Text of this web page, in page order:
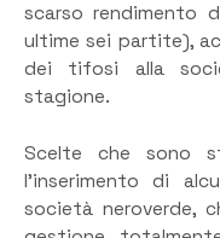
scarso rendimento
ultime sei partite),
dei tifosi alla
stagione.
Scelte che sono
l’inserimento di
società neroverde,